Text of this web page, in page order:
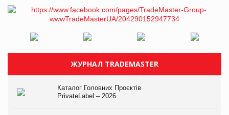
ЖУРНАЛ TRADEMASTER
Каталог Головних Проєктів
PrivateLabel – 2026